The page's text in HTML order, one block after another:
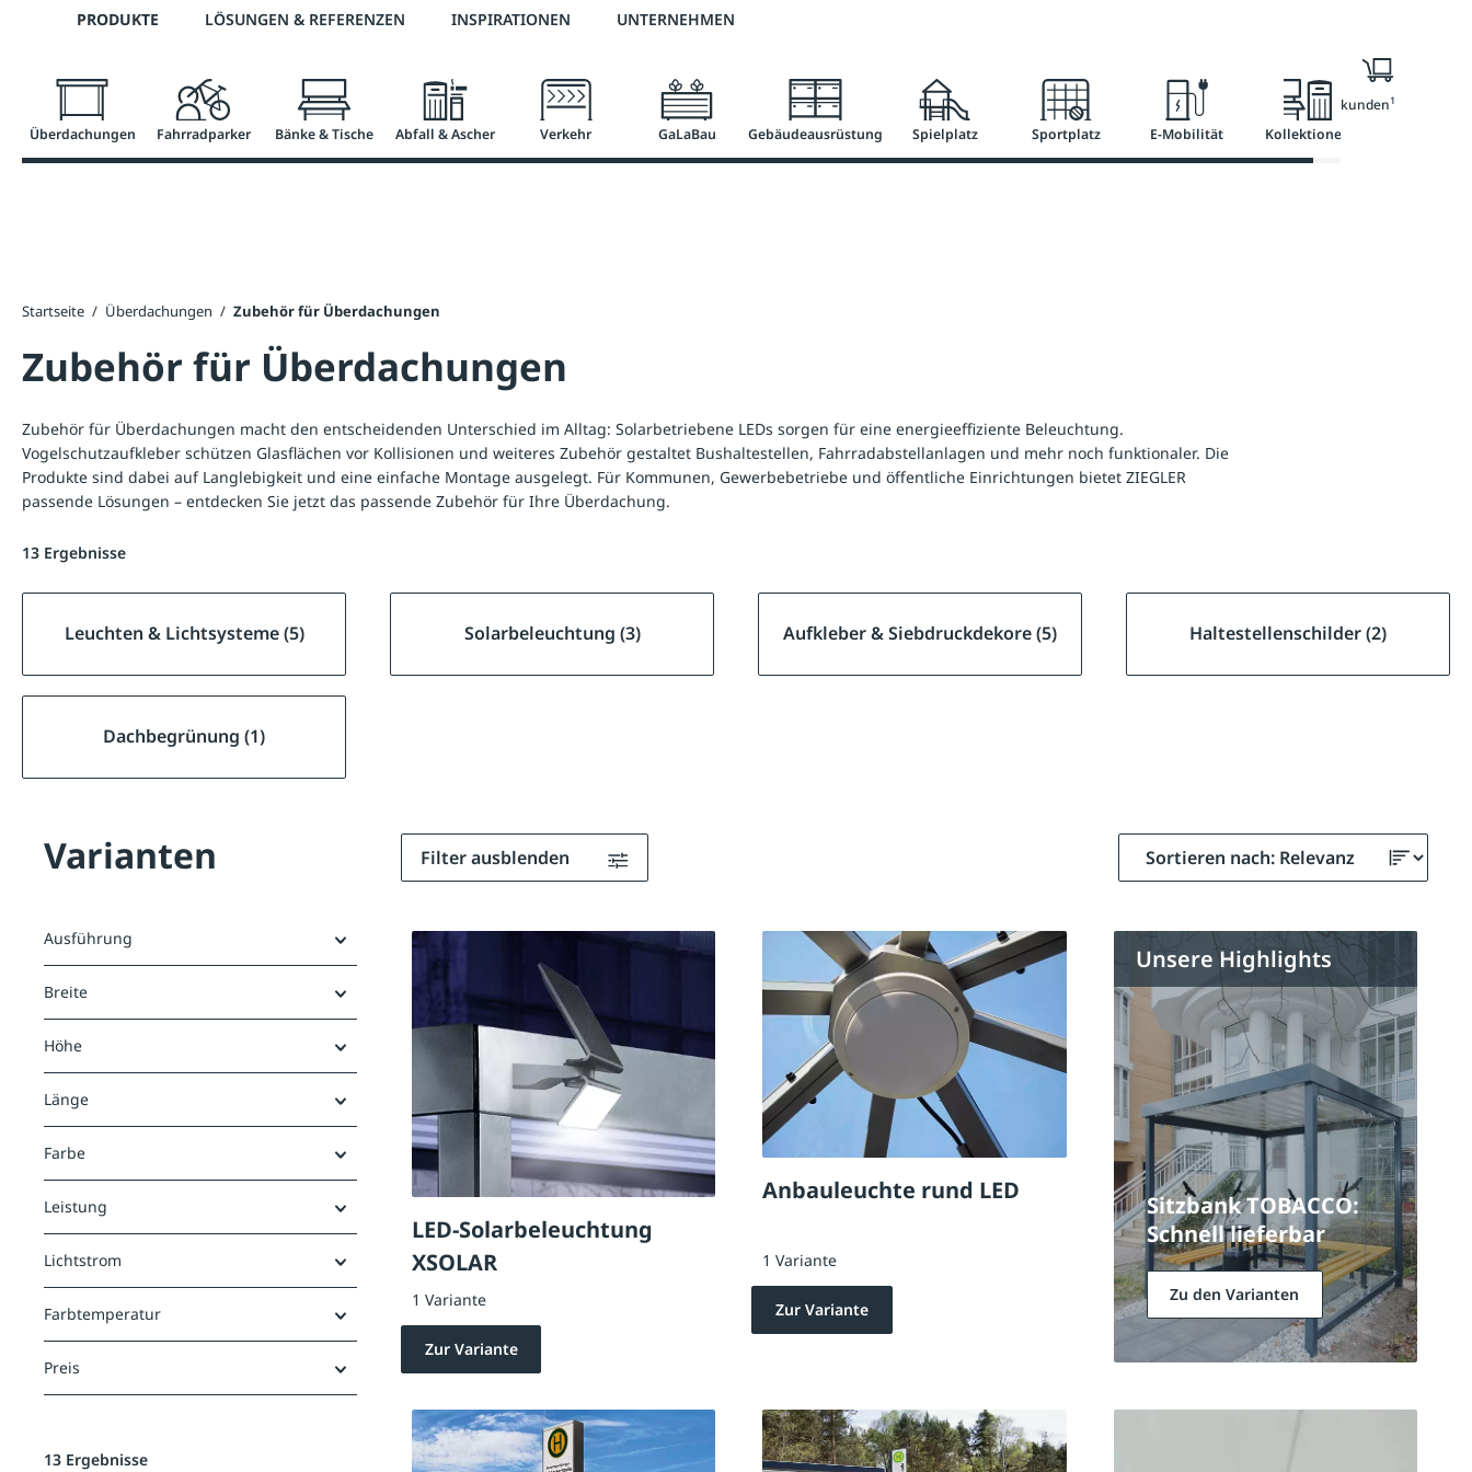
Zur Hauptnavigation springen
Telefon: 0800 / 100 49 02 2 % Vorkassen-Skonto versandkostenfrei ab 50 €
PRODUKTE LÖSUNGEN & REFERENZEN INSPIRATIONEN UNTERNEHMEN
Überdachungen Fahrradparker Bänke & Tische Abfall & Ascher Verkehr GaLaBau Gebäudeausrüstung Spielplatz Sportplatz E-Mobilität Kollektionen
Nur für Geschäftskunden1
Startseite / Überdachungen / Zubehör für Überdachungen
Zubehör für Überdachungen
Zubehör für Überdachungen macht den entscheidenden Unterschied im Alltag: Solarbetriebene LEDs sorgen für eine energieeffiziente Beleuchtung.
Vogelschutzaufkleber schützen Glasflächen vor Kollisionen und weiteres Zubehör gestaltet Bushaltestellen, Fahrradabstellanlagen und mehr noch funktionaler. Die
Produkte sind dabei auf Langlebigkeit und eine einfache Montage ausgelegt. Für Kommunen, Gewerbebetriebe und öffentliche Einrichtungen bietet ZIEGLER
passende Lösungen – entdecken Sie jetzt das passende Zubehör für Ihre Überdachung.
13 Ergebnisse
Leuchten & Lichtsysteme (5) Solarbeleuchtung (3) Aufkleber & Siebdruckdekore (5) Haltestellenschilder (2)
Dachbegrünung (1)
Varianten
Ausführung
Breite
Höhe
Länge
Farbe
Leistung
Lichtstrom
Farbtemperatur
Preis
13 Ergebnisse
Filter ausblenden
LED-Solarbeleuchtung
XSOLAR
1 Variante
Zur Variante
Anbauleuchte rund LED
1 Variante
Zur Variante
Unsere Highlights
Sitzbank TOBACCO:
Schnell lieferbar
Zu den Varianten